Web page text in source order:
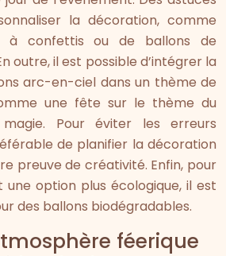
la décoration, comme
à confettis ou de ballons de
outre, il est possible d’intégrer la
arc-en-ciel dans un thème de
une fête sur le thème du
Pour éviter les erreurs
de planifier la décoration
preuve de créativité. Enfin, pour
une option plus écologique, il est
des ballons biodégradables.
féerique